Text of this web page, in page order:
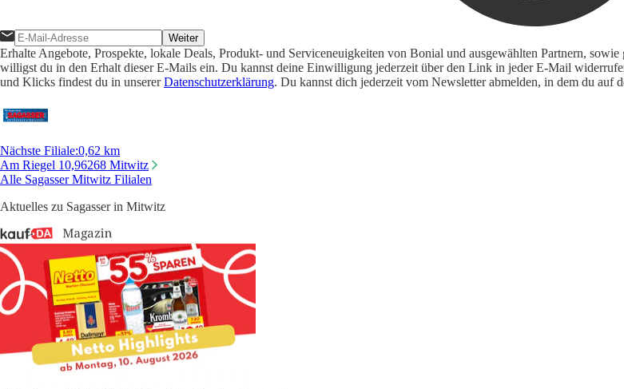
Weiter
Erhalte Angebote, Prospekte, lokale Deals, Produkt- und Serviceneuigkeiten von Bonial und ausgewählten Partnern,
willigst du in den Erhalt dieser E-Mails ein. Du kannst deine Einwilligung jederzeit über den Link in jeder E-Mail
und Klicks findest du in unsererDatenschutzerklärung. Du kannst dich jederzeit vom Newsletter abmelden, in dem du
Nächste Filiale:0,62 km
Am Riegel 10,96268 Mitwitz
Alle Sagasser Mitwitz Filialen
Aktuelles zu Sagasser in Mitwitz